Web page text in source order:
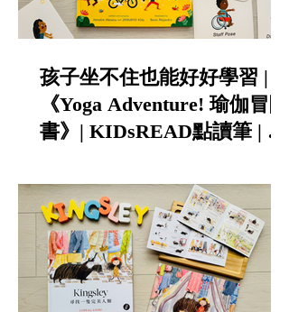
孩子坐不住也能好好學習 |
《Yoga Adventure! 瑜伽冒險
書》| KIDsREAD點讀筆 | 中